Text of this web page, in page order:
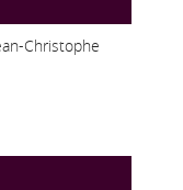
Christophe